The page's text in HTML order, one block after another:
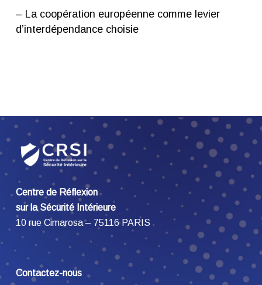
– La coopération européenne comme levier
d’interdépendance choisie
Centre de Réflexion
sur la Sécurité Intérieure
10 rue Cimarosa – 75116 PARIS
Contactez-nous